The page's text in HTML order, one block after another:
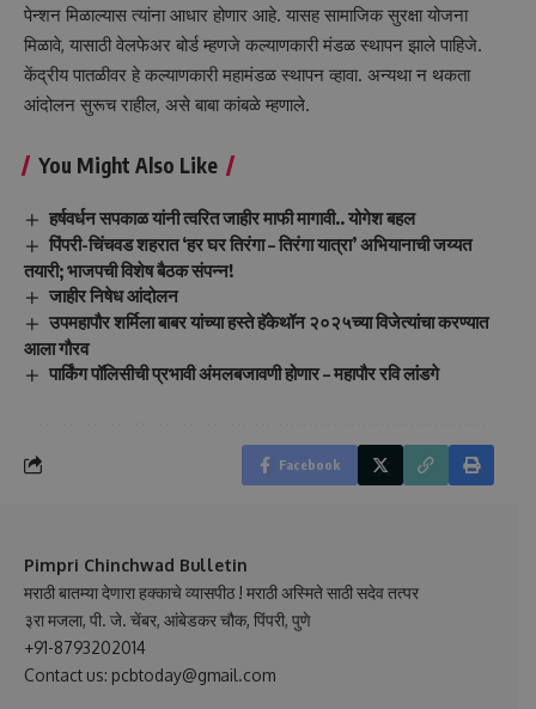
पेन्शन मिळाल्यास त्यांना आधार होणार आहे. यासह सामाजिक सुरक्षा योजना
मिळावे, यासाठी वेलफेअर बोर्ड म्हणजे कल्याणकारी मंडळ स्थापन झाले पाहिजे.
केंद्रीय पातळीवर हे कल्याणकारी महामंडळ स्थापन व्हावा. अन्यथा न थकता
आंदोलन सुरूच राहील, असे बाबा कांबळे म्हणाले.
You Might Also Like
हर्षवर्धन सपकाळ यांनी त्वरित जाहीर माफी मागावी.. योगेश बहल
पिंपरी-चिंचवड शहरात ‘हर घर तिरंगा – तिरंगा यात्रा’ अभियानाची जय्यत
तयारी; भाजपची विशेष बैठक संपन्न!
जाहीर निषेध आंदोलन
उपमहापौर शर्मिला बाबर यांच्या हस्ते हॅकेथॉन २०२५च्या विजेत्यांचा करण्यात
आला गौरव
पार्किंग पॉलिसीची प्रभावी अंमलबजावणी होणार – महापौर रवि लांडगे
Facebook
Pimpri Chinchwad Bulletin
मराठी बातम्या देणारा हक्काचे व्यासपीठ ! मराठी अस्मिते साठी सदेव तत्पर
३रा मजला, पी. जे. चेंबर, आंबेडकर चौक, पिंपरी, पुणे
+91-8793202014
Contact us: pcbtoday@gmail.com